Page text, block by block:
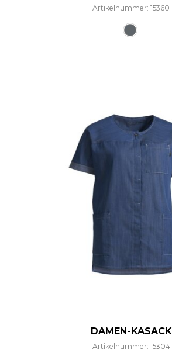
Artikelnummer: 15360
DAMEN-KASACK
Artikelnummer: 15304